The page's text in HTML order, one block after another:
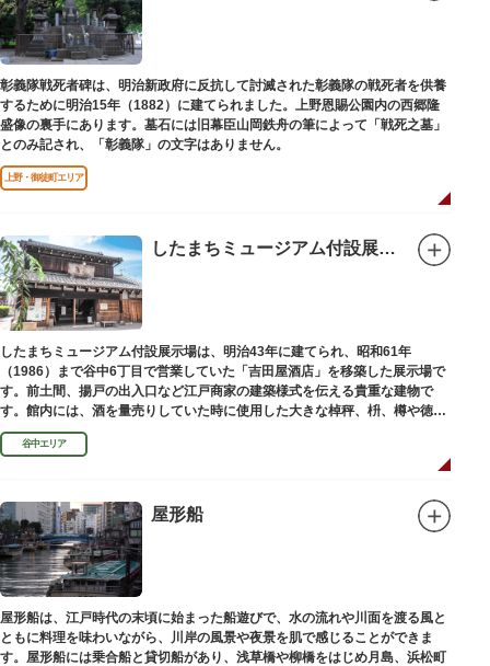
彰義隊戦死者碑は、明治新政府に反抗して討滅された彰義隊の戦死者を供養
するために明治15年（1882）に建てられました。上野恩賜公園内の西郷隆
盛像の裏手にあります。墓石には旧幕臣山岡鉄舟の筆によって「戦死之墓」
とのみ記され、「彰義隊」の文字はありません。
上野・御徒町エリア
したまちミュージアム付設展示場（旧吉田屋酒店）
したまちミュージアム付設展示場は、明治43年に建てられ、昭和61年
（1986）まで谷中6丁目で営業していた「吉田屋酒店」を移築した展示場で
す。前土間、揚戸の出入口など江戸商家の建築様式を伝える貴重な建物で
す。館内には、酒を量売りしていた時に使用した大きな棹秤、枡、樽や徳
利、宣伝用ポスターなどの資料を展示しています。
谷中エリア
屋形船
屋形船は、江戸時代の末頃に始まった船遊びで、水の流れや川面を渡る風と
ともに料理を味わいながら、川岸の風景や夜景を肌で感じることができま
す。屋形船には乗合船と貸切船があり、浅草橋や柳橋をはじめ月島、浜松町